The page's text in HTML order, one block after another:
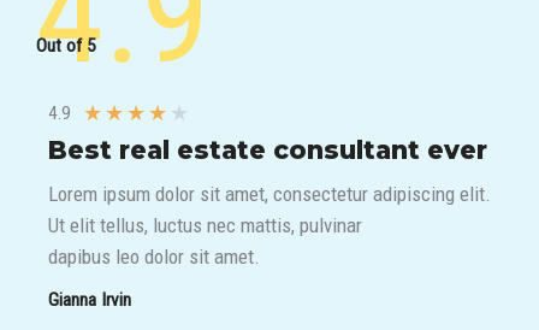
Out of 5
4.9 ★★★★ ★
Best real estate consultant ever​
Lorem ipsum dolor sit amet, consectetur adipiscing elit.
Ut elit tellus, luctus nec mattis, pulvinar
dapibus leo dolor sit amet.
Gianna Irvin